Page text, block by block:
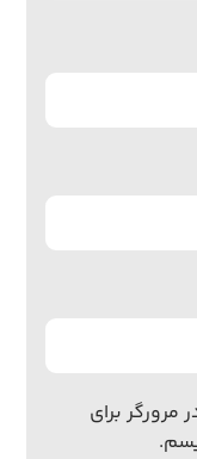
مرورگر برای